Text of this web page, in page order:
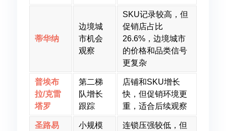
蒂华纳
边境城
市机会
观察
SKU记录较高，但
促销店占比
26.6%，边境城市
的价格和品类信号
更复杂
普埃布
拉/克雷
塔罗
第二梯
队增长
跟踪
店铺和SKU增长
快，但促销环境更
重，适合后续观察
圣路易
小规模
连锁压强较低，但